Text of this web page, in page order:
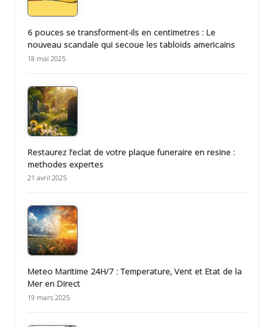
6 pouces se transforment-ils en centimetres : Le
nouveau scandale qui secoue les tabloids americains
18 mai 2025
Restaurez l’eclat de votre plaque funeraire en resine :
methodes expertes
21 avril 2025
Meteo Maritime 24H/7 : Temperature, Vent et Etat de la
Mer en Direct
19 mars 2025